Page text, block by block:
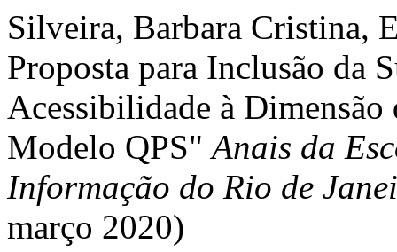
Silveira, Barbara Cristina,
Proposta para Inclusão da
Acessibilidade à
Modelo QPS"Anais da
Informação do Rio de
março 2020)